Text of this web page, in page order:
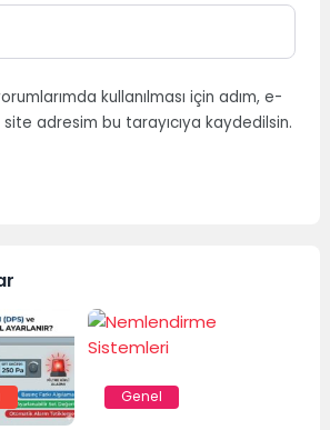
kullanılması için adım, e-
adresim bu tarayıcıya kaydedilsin.
Genel